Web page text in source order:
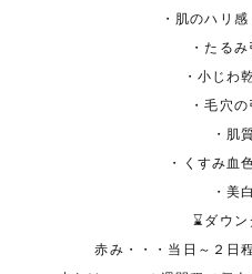
・肌のハリ
・たる
・小じわ
・毛穴
・肌
・くすみ血
・美
⌛ダウン
赤み・・・当日～２日